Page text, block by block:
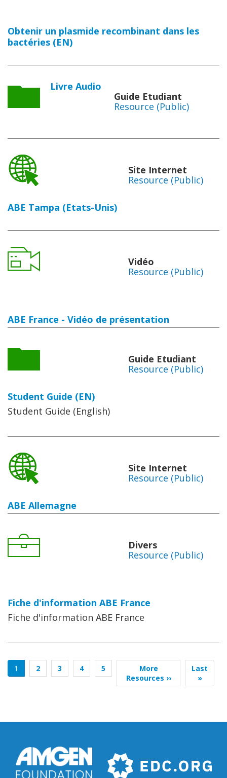
Obtenir un plasmide recombinant dans les
bactéries (EN)
Guide Etudiant
Resource (Public)
Livre Audio
Site Internet
Resource (Public)
ABE Tampa (Etats-Unis)
Vidéo
Resource (Public)
ABE France - Vidéo de présentation
Guide Etudiant
Resource (Public)
Student Guide (EN)
Student Guide (English)
Site Internet
Resource (Public)
ABE Allemagne
Divers
Resource (Public)
Fiche d'information ABE France
Fiche d'information ABE France
Page
courante
1 Page
2 Page
3 Page
4 Page
5
Page
suivante
More
Resources ››
Dernière
page
Last
»